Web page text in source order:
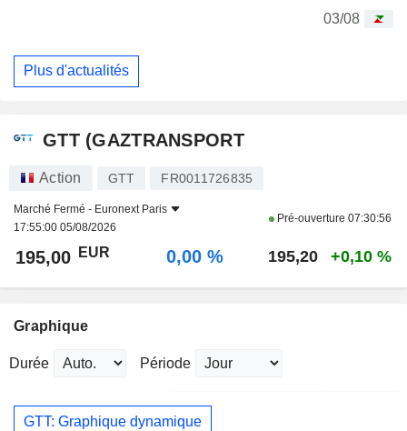
03/08
Plus d'actualités
GTT (GAZTRANSPORT
Action GTT FR0011726835
Marché Fermé - Euronext Paris
17:55:00 05/08/2026
Pré-ouverture 07:30:56
195,00 EUR 0,00 % 195,20 +0,10 %
Graphique
Durée Période
GTT: Graphique dynamique